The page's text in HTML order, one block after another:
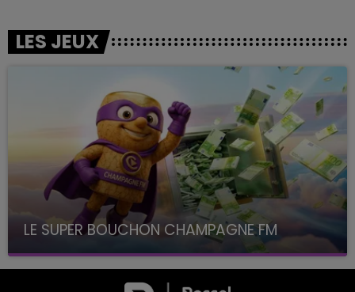
LES JEUX
LE SUPER BOUCHON CHAMPAGNE FM
avec La Famille Champagne FM, à 8H10